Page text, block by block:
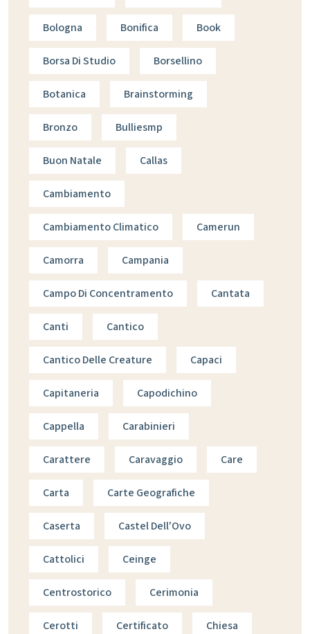
Bologna Bonifica Book
Borsa Di Studio Borsellino
Botanica Brainstorming
Bronzo Bulliesmp
Buon Natale Callas
Cambiamento
Cambiamento Climatico Camerun
Camorra Campania
Campo Di Concentramento Cantata
Canti Cantico
Cantico Delle Creature Capaci
Capitaneria Capodichino
Cappella Carabinieri
Carattere Caravaggio Care
Carta Carte Geografiche
Caserta Castel Dell'Ovo
Cattolici Ceinge
Centrostorico Cerimonia
Cerotti Certificato Chiesa